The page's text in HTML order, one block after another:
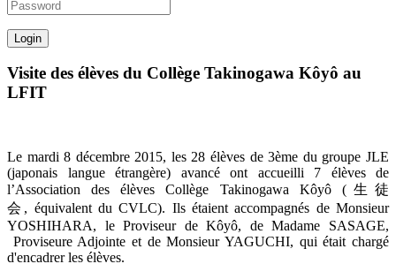
Visite des élèves du Collège Takinogawa Kôyô au
LFIT
Le mardi 8 décembre 2015, les 28 élèves de 3ème du groupe JLE
(japonais langue étrangère) avancé ont accueilli 7 élèves de
l’Association des élèves Collège Takinogawa Kôyô (生徒
会, équivalent du CVLC). Ils étaient accompagnés de Monsieur
YOSHIHARA, le Proviseur de Kôyô, de Madame SASAGE,
Proviseure Adjointe et de Monsieur YAGUCHI, qui était chargé
d'encadrer les élèves.